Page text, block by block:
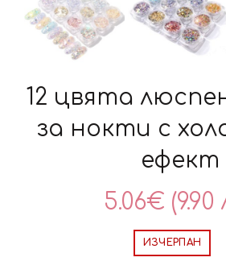
12 цвята
за нокти с
ефект
5.06€ (9.90
ИЗЧЕРПАН